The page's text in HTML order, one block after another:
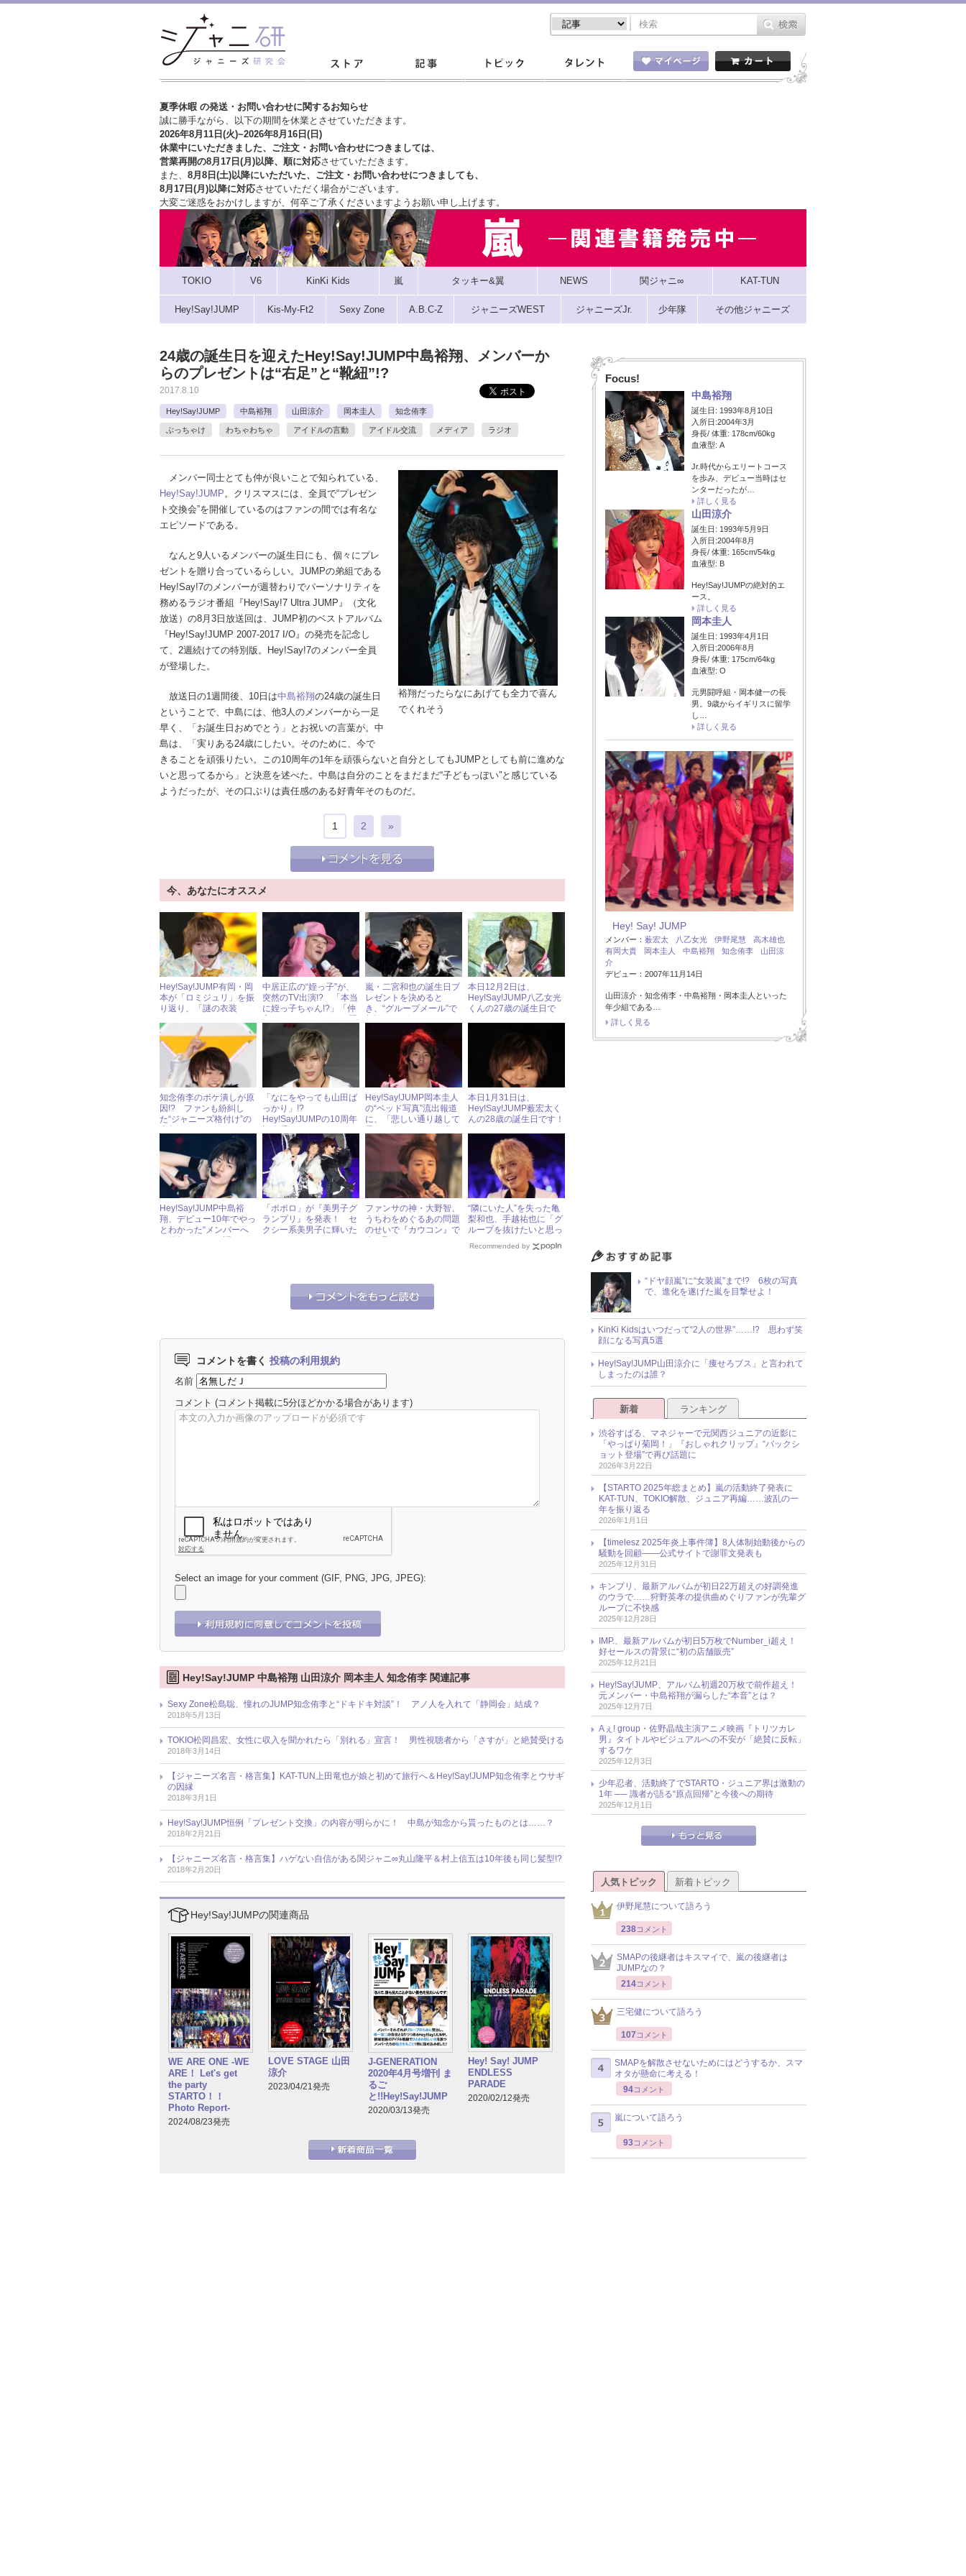
夏季休暇 の発送・お問い合わせに関するお知らせ
誠に勝手ながら、以下の期間を休業とさせていただきます。
2026年8月11日(火)~2026年8月16日(日)
休業中にいただきました、ご注文・お問い合わせにつきましては、
営業再開の8月17日(月)以降、順に対応させていただきます。
また、 8月8日(土)以降にいただいた、ご注文・ お問い合わせにつきましても、
8月17日(月)以降に対応させていただく場合がございます。
大変ご迷惑をおかけしますが、 何卒ご了承くださいますようお願い申し上げます。
TOKIO V6 KinKi Kids 嵐 タッキー&翼 NEWS 関ジャニ∞ KAT-TUN
Hey!Say!JUMP Kis-My-Ft2 Sexy Zone A.B.C-Z ジャニーズWEST ジャニーズJr. 少年隊 その他ジャニーズ
24歳の誕生日を迎えたHey!Say!JUMP中島裕翔、メンバーか
らのプレゼントは“右足”と“靴紐”!?
2017.8.10
Hey!Say!JUMP 中島裕翔 山田涼介 岡本圭人 知念侑李
ぶっちゃけ わちゃわちゃ アイドルの言動 アイドル交流 メディア ラジオ
裕翔だったらなにあげても全力で喜ん
でくれそう
メンバー同士とても仲が良いことで知られている、
Hey!Say!JUMP。クリスマスには、全員で“プレゼン
ト交換会”を開催しているのはファンの間では有名な
エピソードである。
なんと9人いるメンバーの誕生日にも、個々にプレ
ゼントを贈り合っているらしい。JUMPの弟組である
Hey!Say!7のメンバーが週替わりでパーソナリティを
務めるラジオ番組『Hey!Say!7 Ultra JUMP』（文化
放送）の8月3日放送回は、JUMP初のベストアルバム
『Hey!Say!JUMP 2007-2017 I/O』の発売を記念し
て、2週続けての特別版。Hey!Say!7のメンバー全員
が登場した。
放送日の1週間後、10日は中島裕翔の24歳の誕生日
ということで、中島には、他3人のメンバーから一足
早く、「お誕生日おめでとう」とお祝いの言葉が。中
島は、「実りある24歳にしたい。そのために、今で
きることを頑張りたい。この10周年の1年を頑張らないと自分としてもJUMPとしても前に進めな
いと思ってるから」と決意を述べた。中島は自分のことをまだまだ“子どもっぽい”と感じている
ようだったが、その口ぶりは責任感のある好青年そのものだ。
1 2 »
今、あなたにオススメ
Hey!Say!JUMP有岡・岡
本が「ロミジュリ」を振
り返り、「謎の衣装
中居正広の“姪っ子”が、
突然のTV出演!? 「本当
に姪っ子ちゃん!?」「仲
嵐・二宮和也の誕生日プ
レゼントを決めると
き、“グループメール”で
Zoneが裏話を明かす
本日12月2日は、
Hey!Say!JUMP八乙女光
くんの27歳の誕生日で
知念侑李のボケ潰しが原
因!? ファンも紛糾し
た“ジャニーズ格付け”の
「なにをやっても山田ば
っかり」!?
Hey!Say!JUMPの10周年
大不評だったワケ
Hey!Say!JUMP岡本圭人
の“ベッド写真”流出報道
に、「悲しい通り越して
ワケ
本日1月31日は、
Hey!Say!JUMP薮宏太く
んの28歳の誕生日です！
Hey!Say!JUMP中島裕
翔、デビュー10年でやっ
とわかった“メンバーへ
「ポポロ」が『美男子グ
ランプリ』を発表！ セ
クシー系美男子に輝いた
ファンサの神・大野智、
うちわをめぐるあの問題
のせいで『カウコン』で
“隣にいた人”を失った亀
梨和也、手越祐也に「グ
ループを抜けたいと思っ
Recommended by
コメントを書く 投稿の利用規約
名前
コメント (コメント掲載に5分ほどかかる場合があります)
Select an image for your comment (GIF, PNG, JPG, JPEG):
Hey!Say!JUMP 中島裕翔 山田涼介 岡本圭人 知念侑李 関連記事
Sexy Zone松島聡、憧れのJUMP知念侑李と“ドキドキ対談”！ アノ人を入れて「静岡会」結成？
2018年5月13日
TOKIO松岡昌宏、女性に収入を聞かれたら「別れる」宣言！ 男性視聴者から「さすが」と絶賛受ける
2018年3月14日
【ジャニーズ名言・格言集】KAT-TUN上田竜也が娘と初めて旅行へ＆Hey!Say!JUMP知念侑李とウサギ
の因縁
2018年3月1日
Hey!Say!JUMP恒例「プレゼント交換」の内容が明らかに！ 中島が知念から貰ったものとは……？
2018年2月21日
【ジャニーズ名言・格言集】ハゲない自信がある関ジャニ∞丸山隆平＆村上信五は10年後も同じ髪型!?
2018年2月20日
Hey!Say!JUMPの関連商品
WE ARE ONE -WE
ARE！ Let's get
the party
STARTO！！
Photo Report-
2024/08/23発売
LOVE STAGE 山田
涼介
2023/04/21発売
J-GENERATION
2020年4月号増刊 ま
るご
と!!Hey!Say!JUMP
2020/03/13発売
Hey! Say! JUMP
ENDLESS
PARADE
2020/02/12発売
Focus!
中島裕翔
誕生日: 1993年8月10日
入所日:2004年3月
身長/ 体重: 178cm/60kg
血液型: A
Jr.時代からエリートコース
を歩み、デビュー当時はセ
ンターだったが…
詳しく見る
山田涼介
誕生日: 1993年5月9日
入所日:2004年8月
身長/ 体重: 165cm/54kg
血液型: B
Hey!Say!JUMPの絶対的エ
ース。
詳しく見る
岡本圭人
誕生日: 1993年4月1日
入所日:2006年8月
身長/ 体重: 175cm/64kg
血液型: O
元男闘呼組・岡本健一の長
男。9歳からイギリスに留学
し…
詳しく見る
Hey! Say! JUMP
メンバー： 薮宏太 八乙女光 伊野尾慧
高木雄也
有岡大貴
岡本圭人 中島裕翔 知念侑李
山田涼
介
デビュー：2007年11月14日
山田涼介・知念侑李・中島裕翔・岡本圭人といった
年少組である…
詳しく見る
“ドヤ顔嵐”に“女装嵐”まで!? 6枚の写真
で、進化を遂げた嵐を目撃せよ！
KinKi Kidsはいつだって“2人の世界”……!? 思わず笑
顔になる写真5選
Hey!Say!JUMP山田涼介に「痩せろブス」と言われて
しまったのは誰？
新着 ランキング
渋谷すばる、マネジャーで元関西ジュニアの近影に
「やっぱり菊岡！」『おしゃれクリップ』“バックシ
ョット登場”で再び話題に
2026年3月22日
【STARTO 2025年総まとめ】嵐の活動終了発表に
KAT-TUN、TOKIO解散、ジュニア再編……波乱の一
年を振り返る
2026年1月1日
【timelesz 2025年炎上事件簿】8人体制始動後からの
騒動を回顧――公式サイトで謝罪文発表も
2025年12月31日
キンプリ、最新アルバムが初日22万超えの好調発進
のウラで……狩野英孝の提供曲めぐりファンが先輩グ
ループに不快感
2025年12月28日
IMP.、最新アルバムが初日5万枚でNumber_i超え！
好セールスの背景に“初の店舗販売”
2025年12月21日
Hey!Say!JUMP、アルバム初週20万枚で前作超え！
元メンバー・中島裕翔が漏らした“本音”とは？
2025年12月7日
Aぇ! group・佐野晶哉主演アニメ映画『トリツカレ
男』タイトルやビジュアルへの不安が「絶賛に反転」
するワケ
2025年12月3日
少年忍者、活動終了でSTARTO・ジュニア界は激動の
1年 ── 識者が語る“原点回帰”と今後への期待
2025年12月1日
人気トピック 新着トピック
伊野尾慧について語ろう
238コメント
SMAPの後継者はキスマイで、嵐の後継者は
JUMPなの？
214コメント
三宅健について語ろう
107 コメント
SMAPを解散させないためにはどうするか、スマ
オタが懸命に考える！
94コメント
嵐について語ろう
93コメント